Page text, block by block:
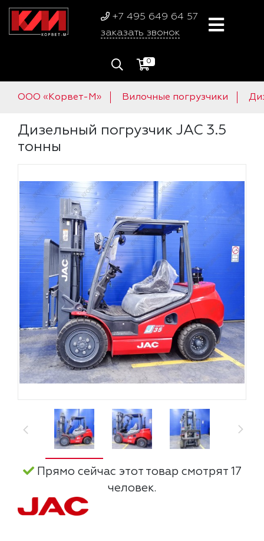
+7 495 649 64 57
заказать звонок
0
ООО «Корвет-М» Вилочные погрузчики
Дизельный погрузчик JAC 3.5
тонны
Прямо сейчас этот товар смотрят 17
человек.